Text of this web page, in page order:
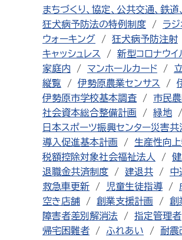
まちづくり、協定、公共交通、鉄
狂犬病予防法の特例制度
ラ
ウォーキング
狂犬病予防注射
キャッシュレス
新型コロナウイ
家庭内
マンホールカード
縦覧
伊勢原農業センサス
伊勢原市学校基本調査
市民
社会資本総合整備計画
緑地
日本スポーツ振興センター災害
導入促進基本計画
生産性向
税額控除対象社会福祉法人
退職金共済制度
建退共 中
救急車更新
児童生徒指導
空き店舗
創業支援計画 創
障害者差別解消法
指定管理者
帰宅困難者
ふれあい 耐震